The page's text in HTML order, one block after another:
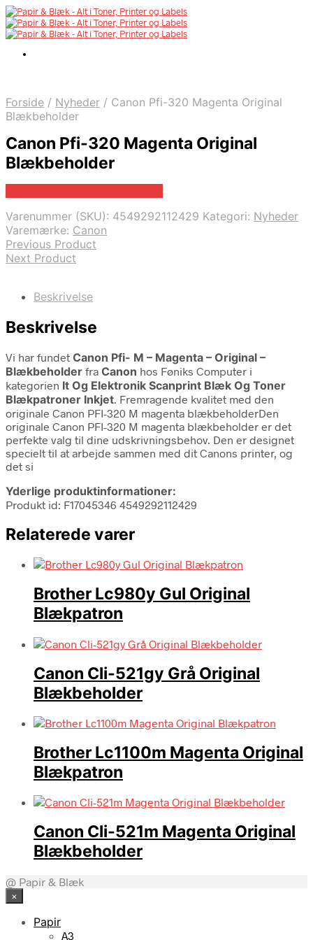
Forside / Nyheder / Canon Pfi-320 Magenta Original
Blækbeholder
Canon Pfi-320 Magenta Original
Blækbeholder
Varenummer (SKU): 4549292112429 Kategori: Nyheder
Varemærke: Canon
Previous Product
Next Product
Beskrivelse
Beskrivelse
Vi har fundet Canon Pfi- M – Magenta – Original –
Blækbeholder fra Canon hos Føniks Computer i
kategorien It Og Elektronik Scanprint Blæk Og Toner
Blækpatroner Inkjet. Fremragende kvalitet med den
originale Canon PFI-320 M magenta blækbeholderDen
originale Canon PFI-320 M magenta blækbeholder er det
perfekte valg til dine udskrivningsbehov. Den er designet
specielt til at arbejde sammen med dit Canons printer, og
det si
Yderlige produktinformationer:
Produkt id: F17045346 4549292112429
Relaterede varer
Brother Lc980y Gul Original
Blækpatron
Canon Cli-521gy Grå Original
Blækbeholder
Brother Lc1100m Magenta Original
Blækpatron
Canon Cli-521m Magenta Original
Blækbeholder
@ Papir & Blæk
×
Papir
A3